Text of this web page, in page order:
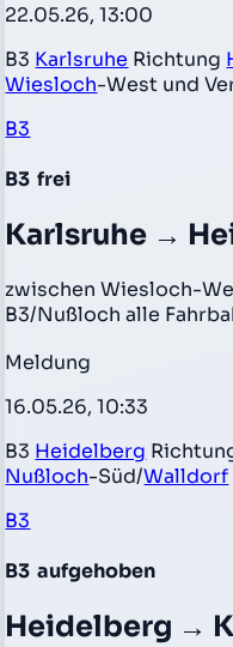
22.05.26, 13:00
B3 Karlsruhe Richtung
Wiesloch-West und
B3
B3 frei
Karlsruhe →
zwischen Wiesloch-
B3/Nußloch alle
Meldung
16.05.26, 10:33
B3 Heidelberg
Nußloch-Süd/Walldorf
B3
B3 aufgehoben
Heidelberg →